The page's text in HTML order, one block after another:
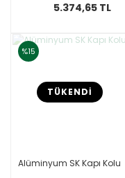
5.374,65 TL
%15
TÜKENDİ
Alüminyum SK Kapı Kolu